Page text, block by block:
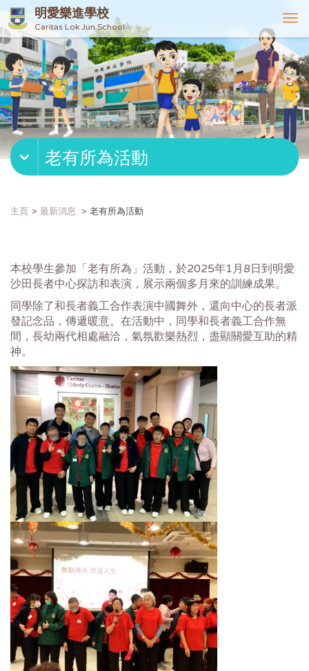
明愛樂進學校
Caritas Lok Jun School
T
o
g
g
l
e
n
v
g
老有所為活動
主頁 最新消息 老有所為活動
本校學生參加「老有所為」活動，於2025年1月8日到明愛
沙田長者中心探訪和表演， 展示兩個多月來的訓練成果。
同學除了和長者義工合作表演中國舞外， 還向中心的長者派
發記念品，傳遞暖意。在活動中，同學和長者義工合作無
間，長幼兩代相處融洽，氣氛歡樂熱烈， 盡顯關愛互助的精
神。